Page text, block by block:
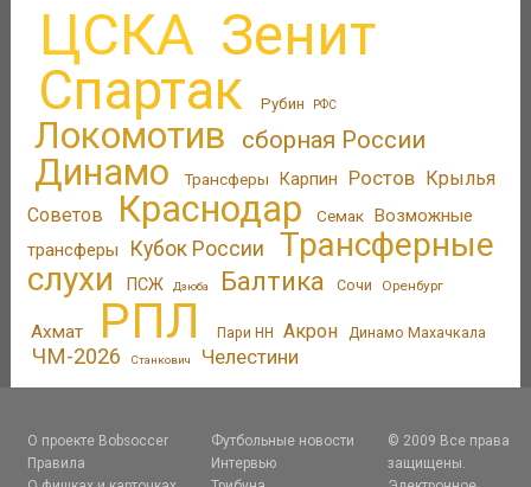
ЦСКА Зенит
Спартак Рубин РФС
Локомотив сборная России
Динамо Трансферы Карпин Ростов
Крылья
Советов
Краснодар Семак Возможные
трансферы
Кубок России
Трансферные
слухи
ПСЖ Дзюба Балтика Сочи Оренбург
Ахмат РПЛ Пари НН Акрон Динамо Махачкала
ЧМ-2026 Станкович Челестини
О проекте Bobsoccer
Правила
Футбольные новости
Интервью
© 2009 Все права
защищены.